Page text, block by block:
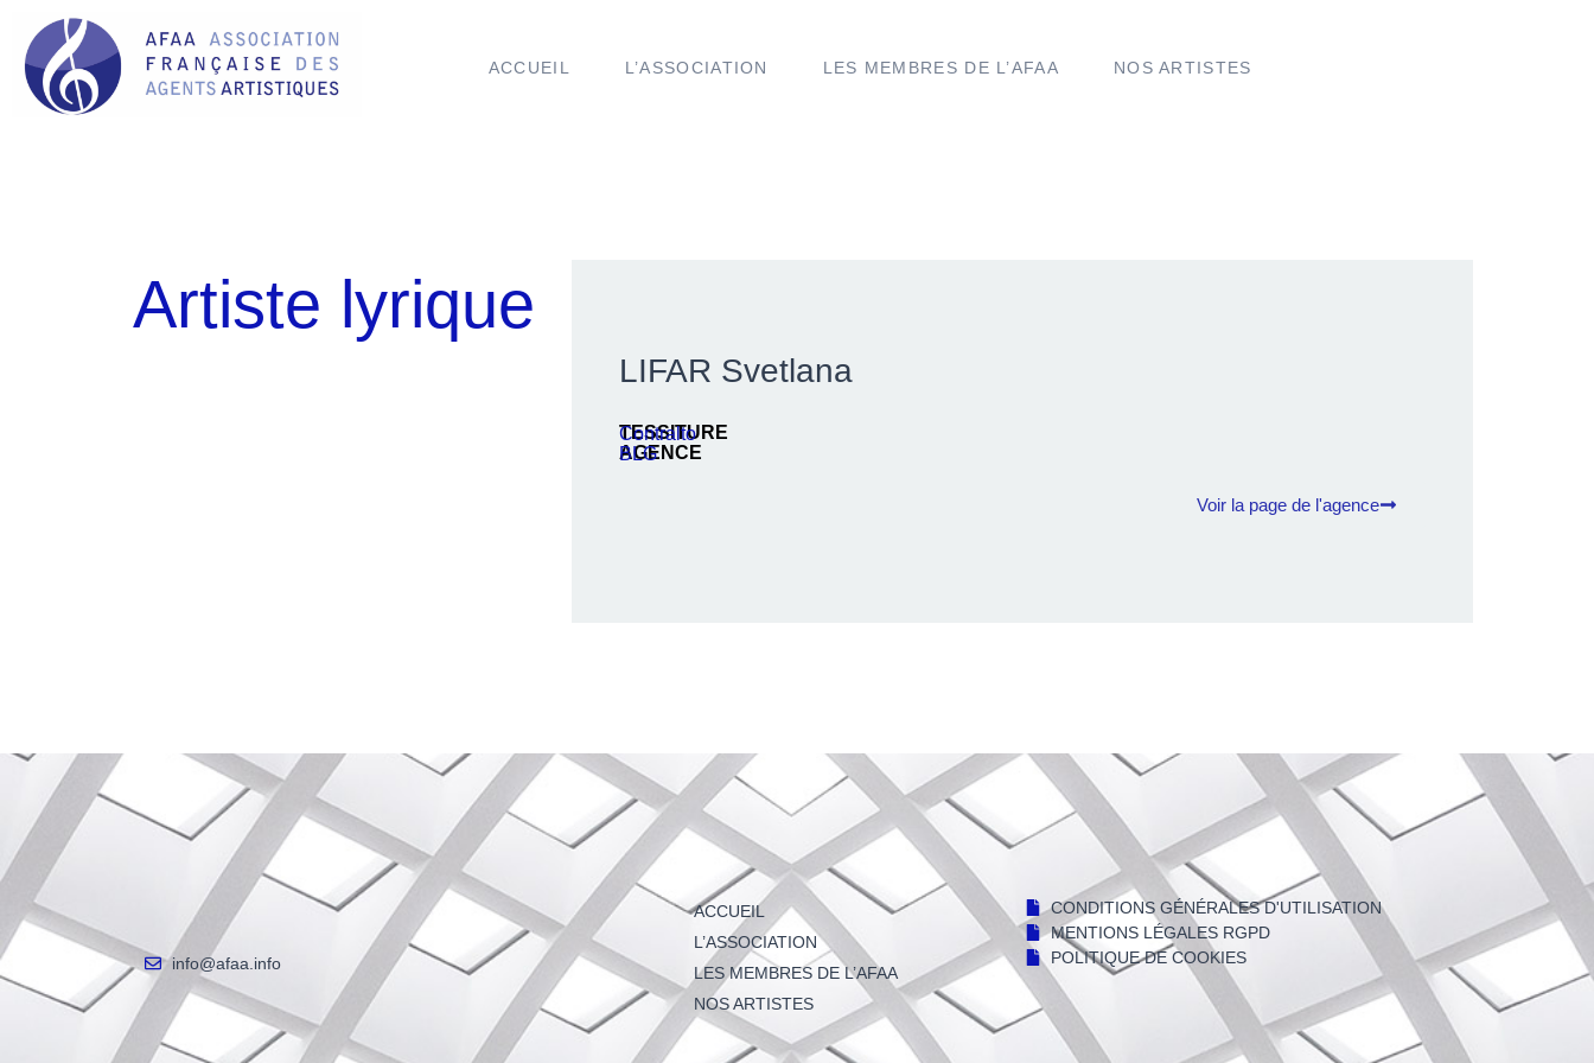
ACCUEIL L’ASSOCIATION LES MEMBRES DE L’AFAA NOS ARTISTES
Artiste lyrique
LIFAR Svetlana
TESSITURE
Contralto
AGENCE
BLG
Voir la page de l'agence
info@afaa.info
ACCUEIL
L’ASSOCIATION
LES MEMBRES DE L’AFAA
NOS ARTISTES
CONDITIONS GÉNÉRALES D'UTILISATION
MENTIONS LÉGALES RGPD
POLITIQUE DE COOKIES